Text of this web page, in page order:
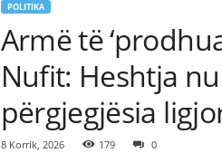
POLITIKA
Armë të
Nufit: Heshtja
përgjegjësia
8 Korrik, 2026 179 0